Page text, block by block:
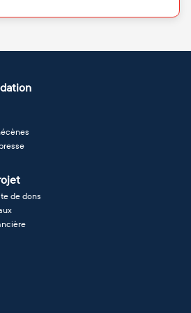
de dons